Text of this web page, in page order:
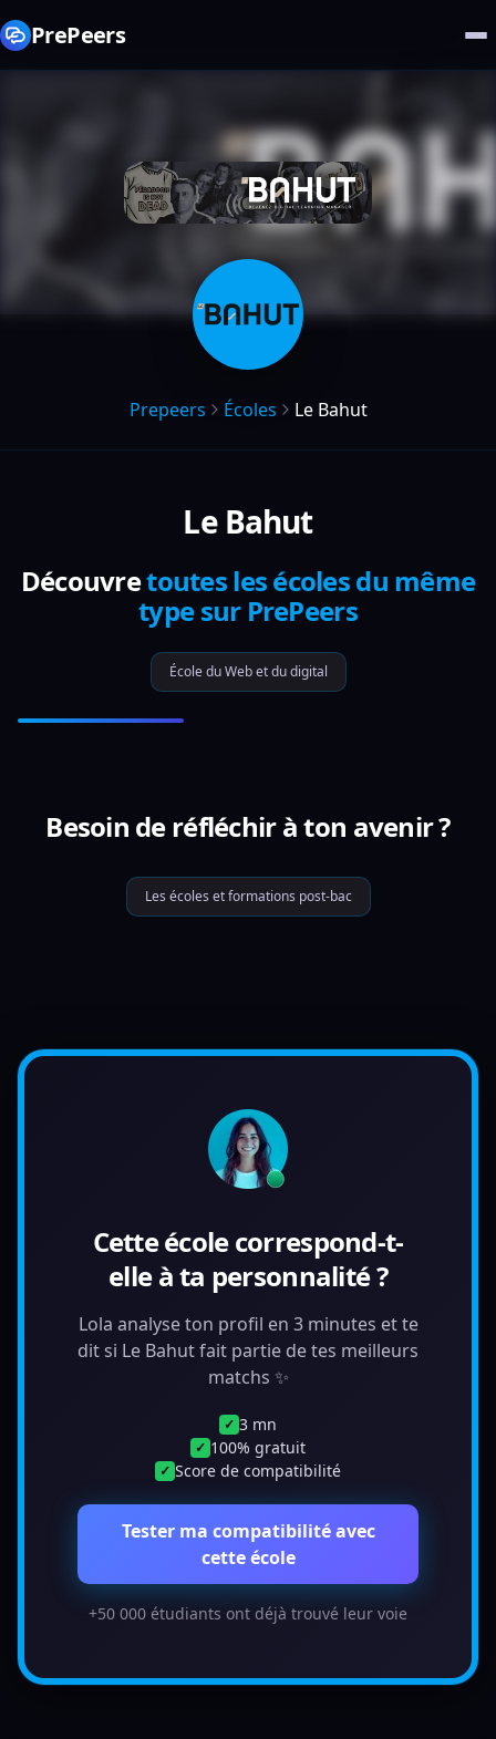
PrePeers
Prepeers Écoles Le Bahut
Le Bahut
Découvretoutes les écoles du même
type sur PrePeers
École du Web et du digital
Besoin de réfléchir à ton avenir ?
Les écoles et formations post-bac
Cette école correspond-t-
elle à ta personnalité ?
Lola analyse ton profil en 3 minutes et te
dit si Le Bahut fait partie de tes meilleurs
matchs ✨
✓ 3 mn
✓ 100% gratuit
✓ Score de compatibilité
Tester ma compatibilité avec
cette école
+50 000 étudiants ont déjà trouvé leur voie